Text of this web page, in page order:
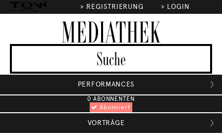
> REGISTRIERUNG > LOGIN
MEDIATHEK
PERFORMANCES 
0 ABONNENTEN
Abonniert
VORTRÄGE 